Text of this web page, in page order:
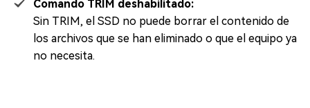
Comando TRIM deshabilitado:
Sin TRIM, el SSD no puede borrar el contenido de
los archivos que se han eliminado o que el equipo ya
no necesita.